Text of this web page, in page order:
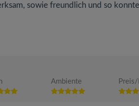
sowie freundlich und so
Ambiente